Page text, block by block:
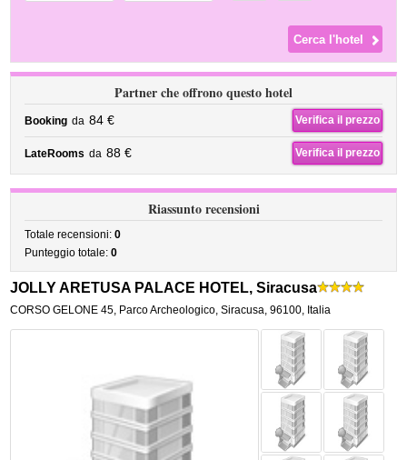
Partner che offrono questo hotel
Booking da 84 € Verifica il prezzo
LateRooms da 88 € Verifica il prezzo
Riassunto recensioni
Totale recensioni:0
Punteggio totale:0
JOLLY ARETUSA PALACE HOTEL, Siracusa
CORSO GELONE 45, Parco Archeologico, Siracusa,96100, Italia